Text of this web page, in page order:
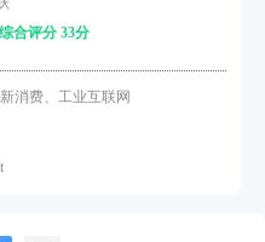
综合评分 33分
消费、工业互联网